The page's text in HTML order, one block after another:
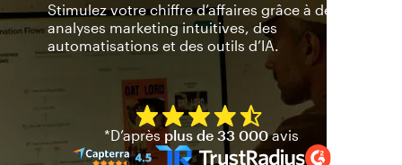
Stimulez votre chiffre d’affaires grâce à des
analyses marketing intuitives, des
automatisations et des outils d’IA.
Mailchimp a une note de
*D’après plus de 33 000avis